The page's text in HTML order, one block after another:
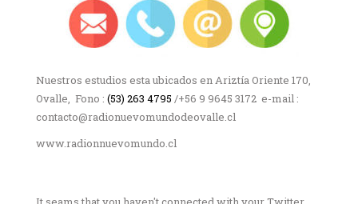
Nuestros estudios esta ubicados en Ariztía Oriente 170,
Ovalle, Fono : (53) 263 4795 /+56 9 9645 3172 e-mail :
contacto@radionuevomundodeovalle.cl
www.radionnuevomundo.cl